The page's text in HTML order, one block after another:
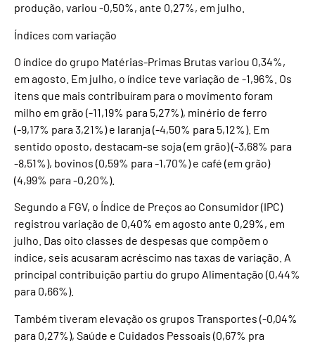
produção, variou -0,50%, ante 0,27%, em julho.
Índices com variação
O índice do grupo Matérias-Primas Brutas variou 0,34%,
em agosto. Em julho, o índice teve variação de -1,96%. Os
itens que mais contribuíram para o movimento foram
milho em grão (-11,19% para 5,27%), minério de ferro
(-9,17% para 3,21%) e laranja (-4,50% para 5,12%). Em
sentido oposto, destacam-se soja (em grão) (-3,68% para
-8,51%), bovinos (0,59% para -1,70%) e café (em grão)
(4,99% para -0,20%).
Segundo a FGV, o Índice de Preços ao Consumidor (IPC)
registrou variação de 0,40% em agosto ante 0,29%, em
julho. Das oito classes de despesas que compõem o
índice, seis acusaram acréscimo nas taxas de variação. A
principal contribuição partiu do grupo Alimentação (0,44%
para 0,66%).
Também tiveram elevação os grupos Transportes (-0,04%
para 0,27%), Saúde e Cuidados Pessoais (0,67% pra